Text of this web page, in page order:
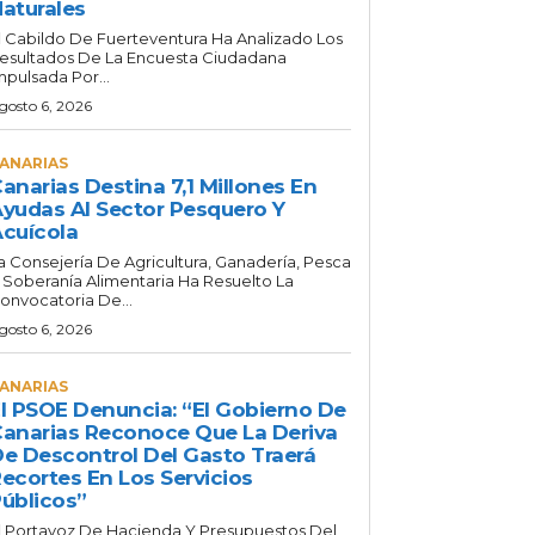
Cabildo De Fuerteventura Ha Analizado Los
De La Encuesta Ciudadana
Por...
6, 2026
Destina 7,1 Millones En
Al Sector Pesquero Y
Consejería De Agricultura, Ganadería, Pesca
Soberanía Alimentaria Ha Resuelto La
De...
6, 2026
PSOE Denuncia: “El Gobierno De
Reconoce Que La Deriva
Descontrol Del Gasto Traerá
En Los Servicios
Portavoz De Hacienda Y Presupuestos Del